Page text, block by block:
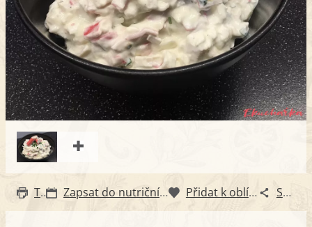
Tisk Zapsat do nutričního diáře Přidat k oblíbeným Sdílet